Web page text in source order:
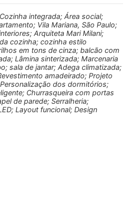
integrada; Área social;
Vila Mariana, São Paulo;
Arquiteta Mari Milani;
cozinha; cozinha estilo
em tons de cinza; balcão com
Lâmina sinterizada; Marcenaria
sala de jantar; Adega climatizada;
amadeirado; Projeto
dos dormitórios;
Churrasqueira com portas
de parede; Serralheria;
Layout funcional; Design